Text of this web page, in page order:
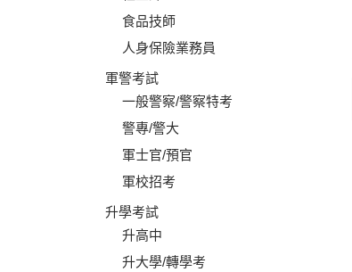
食品技師
人身保險業務員
軍警考試
一般警察/警察特考
警專/警大
軍士官/預官
軍校招考
升學考試
升高中
升大學/轉學考